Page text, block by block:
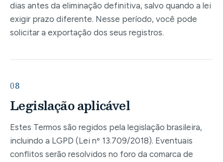
dias antes da eliminação definitiva, salvo quando a lei
exigir prazo diferente. Nesse período, você pode
solicitar a exportação dos seus registros.
08
Legislação aplicável
Estes Termos são regidos pela legislação brasileira,
incluindo a LGPD (Lei nº 13.709/2018). Eventuais
conflitos serão resolvidos no foro da comarca de